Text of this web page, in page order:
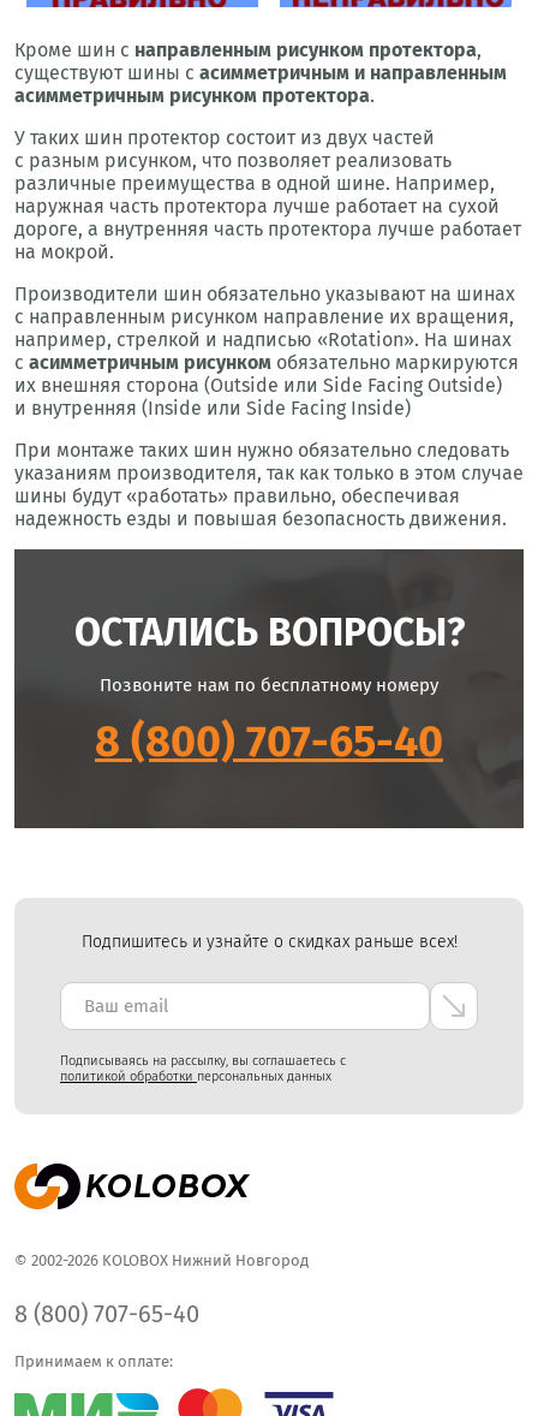
Кроме шин с направленным рисунком протектора,
существуют шины с асимметричным и направленным
асимметричным рисунком протектора.
У таких шин протектор состоит из двух частей
с разным рисунком, что позволяет реализовать
различные преимущества в одной шине. Например,
наружная часть протектора лучше работает на сухой
дороге, а внутренняя часть протектора лучше работает
на мокрой.
Производители шин обязательно указывают на шинах
с направленным рисунком направление их вращения,
например, стрелкой и надписью «Rotation». На шинах
с асимметричным рисунком обязательно маркируются
их внешняя сторона (Outside или Side Facing Outside)
и внутренняя (Inside или Side Facing Inside)
При монтаже таких шин нужно обязательно следовать
указаниям производителя, так как только в этом случае
шины будут «работать» правильно, обеспечивая
надежность езды и повышая безопасность движения.
ОСТАЛИСЬ ВОПРОСЫ?
Позвоните нам по бесплатному номеру
8 (800) 707-65-40
Подпишитесь и узнайте о скидках раньше всех!
Подписываясь на рассылку, вы соглашаетесь с
политикой обработки персональных данных
© 2002-2026 KOLOBOX Нижний Новгород
8 (800) 707-65-40
Принимаем к оплате: